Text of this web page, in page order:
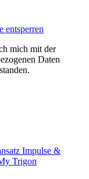
entsperren
mich mit der
Daten
Impulse &
Trigon